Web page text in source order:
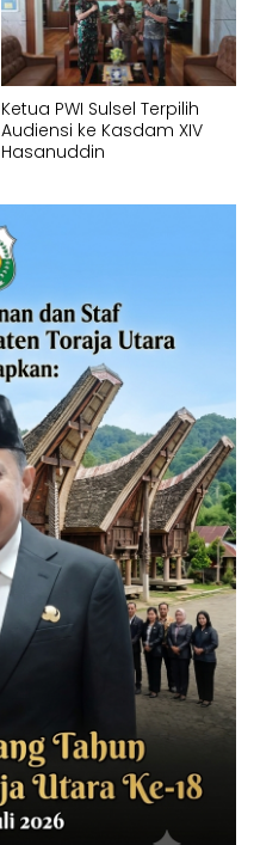
Ketua PWI Sulsel Terpilih
Audiensi ke Kasdam XIV
Hasanuddin